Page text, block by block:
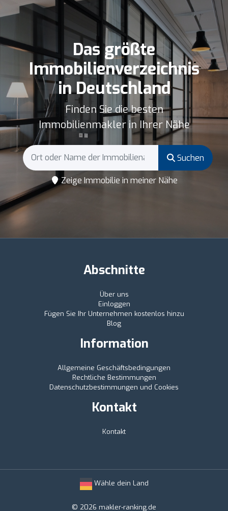
Das größte
Immobilienverzeichnis
in Deutschland
Finden Sie die besten
Immobilienmakler in Ihrer Nähe
Suchen
Zeige Immobilie in meiner Nähe
Abschnitte
Über uns
Einloggen
Fügen Sie Ihr Unternehmen kostenlos hinzu
Blog
Information
Allgemeine Geschäftsbedingungen
Rechtliche Bestimmungen
Datenschutzbestimmungen und Cookies
Kontakt
Kontakt
Wähle dein Land
© 2026 makler-ranking.de